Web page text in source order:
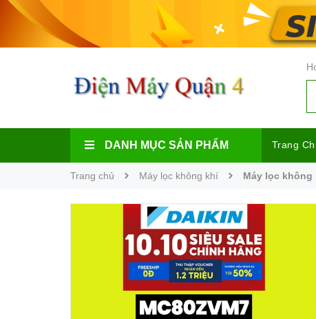
DANH MỤC SẢN PHẨM Trang
Trang chủ Máy lọc không khí Máy lọc không